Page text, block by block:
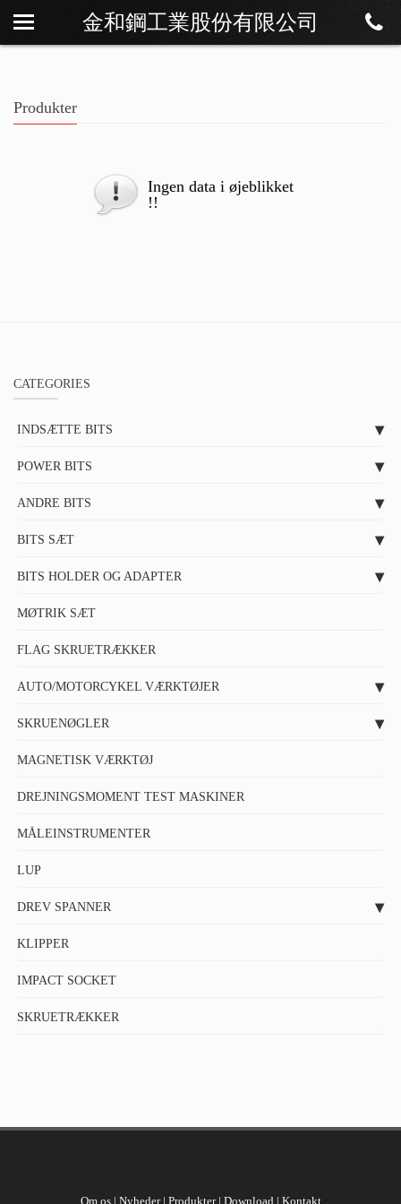
金和鋼工業股份有限公司
Om os
Produkter
Ingen data i øjeblikket
!!
CATEGORIES
INDSÆTTE BITS
POWER BITS
ANDRE BITS
BITS SÆT
BITS HOLDER OG ADAPTER
MØTRIK SÆT
FLAG SKRUETRÆKKER
AUTO/MOTORCYKEL VÆRKTØJER
SKRUENØGLER
MAGNETISK VÆRKTØJ
DREJNINGSMOMENT TEST MASKINER
MÅLEINSTRUMENTER
LUP
DREV SPANNER
KLIPPER
IMPACT SOCKET
SKRUETRÆKKER
Om os| Nyheder| Produkter| Download | Kontakt